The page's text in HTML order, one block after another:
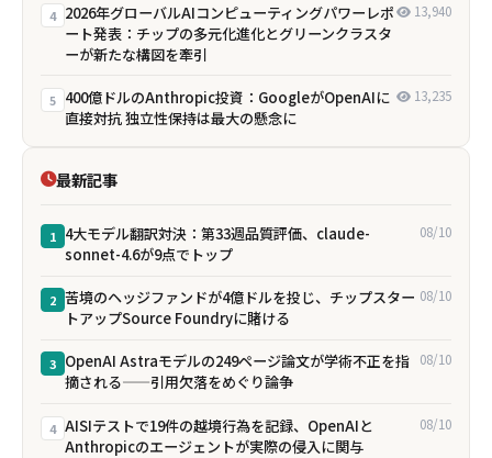
4 2026年グローバルAIコンピューティングパワーレポ
ート発表：チップの多元化進化とグリーンクラスタ
ーが新たな構図を牽引
13,940
5 400億ドルのAnthropic投資：GoogleがOpenAIに
直接対抗 独立性保持は最大の懸念に
13,235
最新記事
1 4大モデル翻訳対決：第33週品質評価、claude-
sonnet-4.6が9点でトップ
08/10
2 苦境のヘッジファンドが4億ドルを投じ、チップスター
トアップSource Foundryに賭ける
08/10
3 OpenAI Astraモデルの249ページ論文が学術不正を指
摘される——引用欠落をめぐり論争
08/10
4 AISIテストで19件の越境行為を記録、OpenAIと
Anthropicのエージェントが実際の侵入に関与
08/10